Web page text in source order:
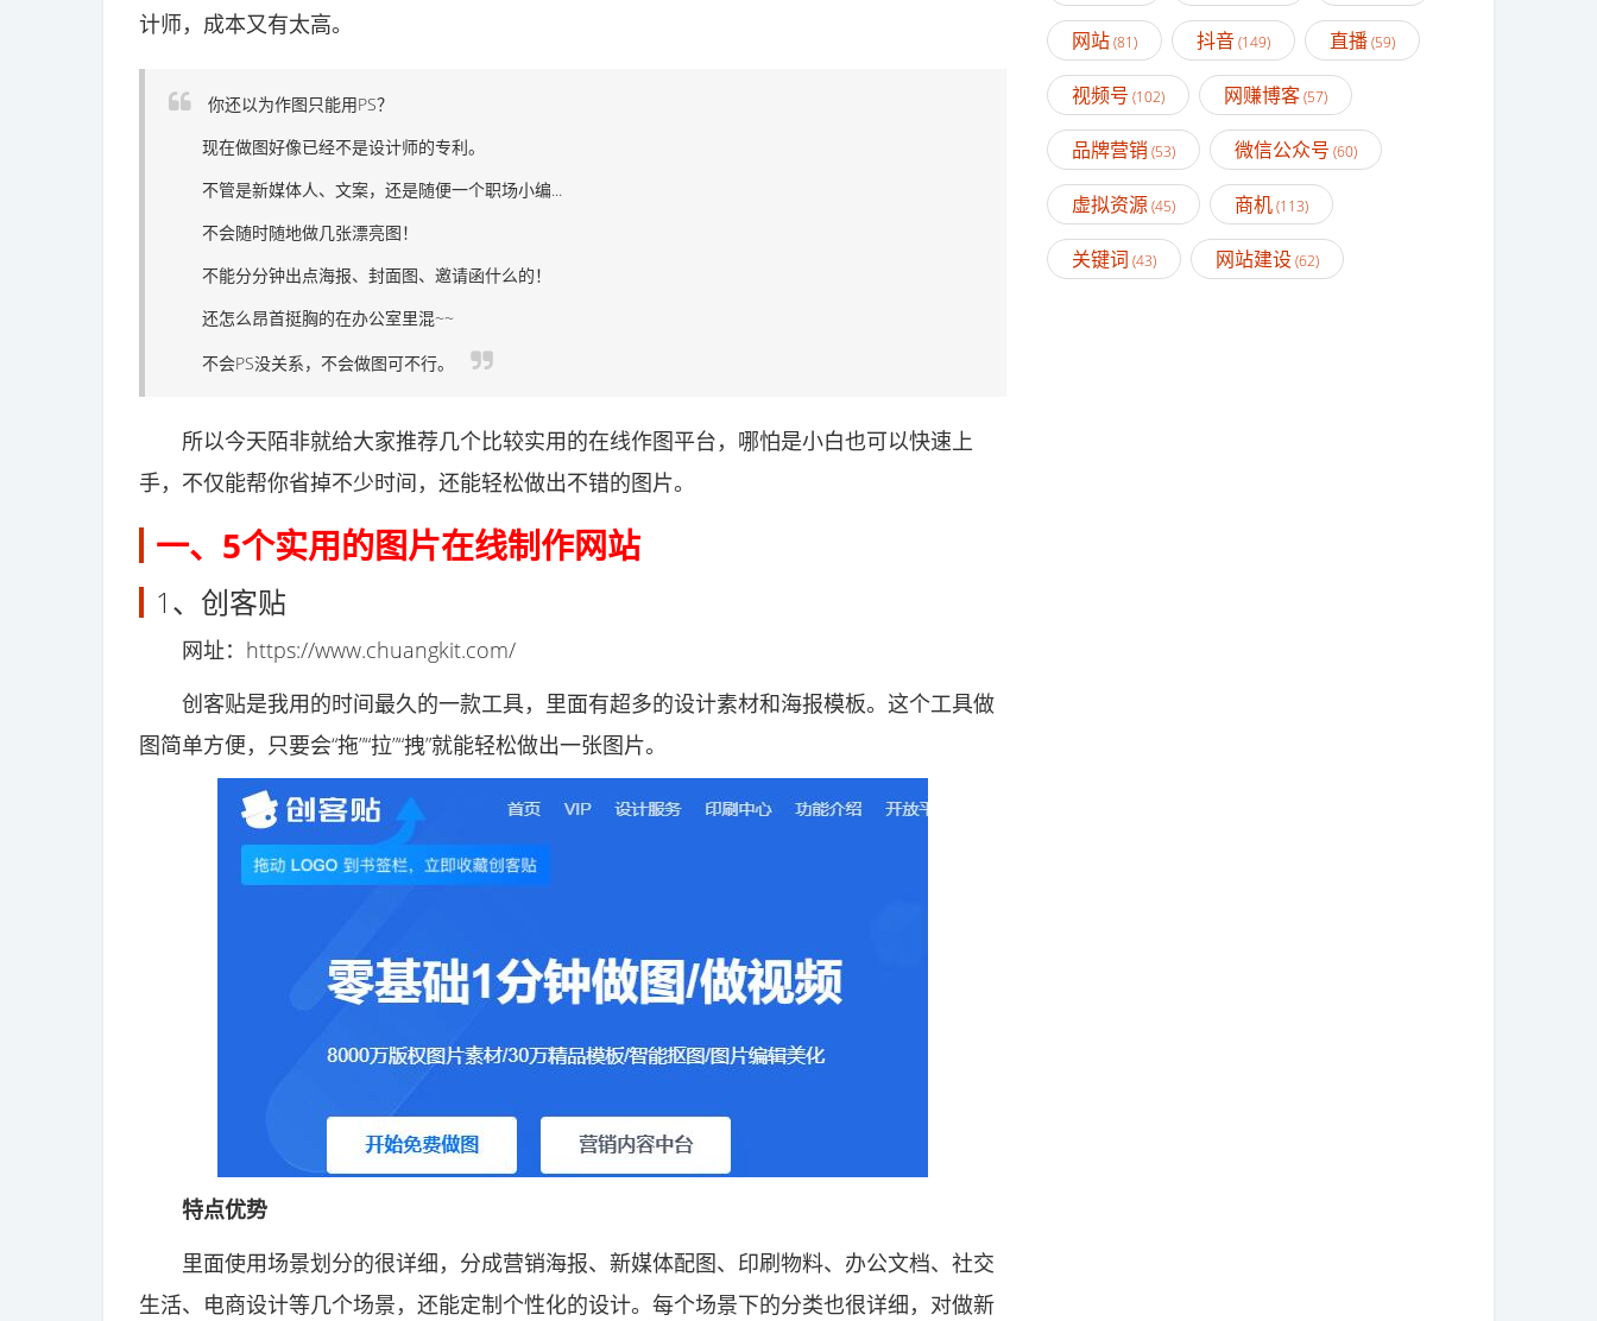
计师，成本又有太高。
你还以为作图只能用PS？
现在做图好像已经不是设计师的专利。
不管是新媒体人、文案，还是随便一个职场小编...
不会随时随地做几张漂亮图！
不能分分钟出点海报、封面图、邀请函什么的！
还怎么昂首挺胸的在办公室里混~~
不会PS没关系，不会做图可不行。
所以今天陌非就给大家推荐几个比较实用的在线作图平台，哪怕是小白也可以快速上
手，不仅能帮你省掉不少时间，还能轻松做出不错的图片。
一、5个实用的图片在线制作网站
1、创客贴
网址：https://www.chuangkit.com/
创客贴是我用的时间最久的一款工具，里面有超多的设计素材和海报模板。这个工具做
图简单方便，只要会“拖”“拉”“拽”就能轻松做出一张图片。
特点优势
里面使用场景划分的很详细，分成营销海报、新媒体配图、印刷物料、办公文档、社交
生活、电商设计等几个场景，还能定制个性化的设计。每个场景下的分类也很详细，对做新
网站(81) 抖音(149) 直播(59)
视频号 (102) 网赚博客(57)
品牌营销 (53) 微信公众号 (60)
虚拟资源(45) 商机(113)
关键词 (43) 网站建设(62)